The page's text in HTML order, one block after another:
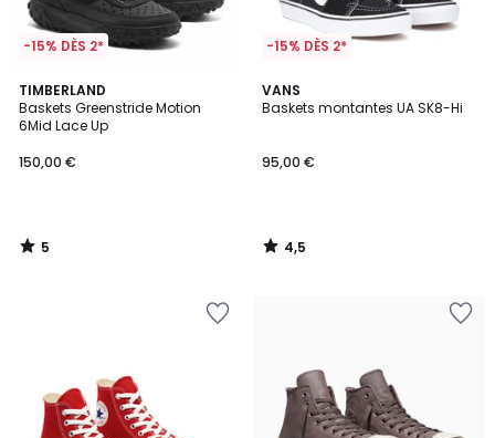
-15% DÈS 2*
TIMBERLAND
Baskets Greenstride Motion
6Mid Lace Up
150,00 €
5
/
5
5
/
-15% DÈS 2*
VANS
Baskets montantes UA SK8-Hi
95,00 €
4,5
/ 5
4,5
/